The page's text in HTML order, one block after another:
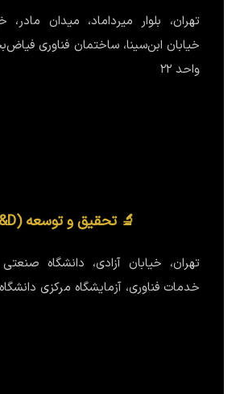
تهران، بلوار میرداماد، میدان مادر،
خیابان ابن‌سینا، ساختمان فناوری
واحد ۲۲
🔬 تحقیق و توسعه (R&D)
تهران، خیابان آزادی، دانشگاه
خدمات فناوری، آزمایشگاه مرکزی